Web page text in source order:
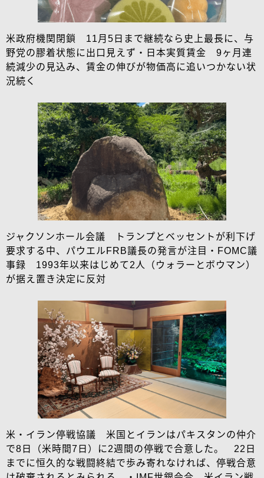
米政府機関閉鎖 11月5日まで継続なら史上最長に、与
野党の膠着状態に出口見えず・日本実質賃金 9ヶ月連
続減少の見込み、賃金の伸びが物価高に追いつかない状
況続く
ジャクソンホール会議 トランプとベッセントが利下げ
要求する中、パウエルFRB議長の発言が注目・FOMC議
事録 1993年以来はじめて2人（ウォラーとボウマン）
が据え置き決定に反対
米・イラン停戦協議 米国とイランはパキスタンの仲介
で8日（米時間7日）に2週間の停戦で合意した。 22日
までに恒久的な戦闘終結で歩み寄れなければ、停戦合意